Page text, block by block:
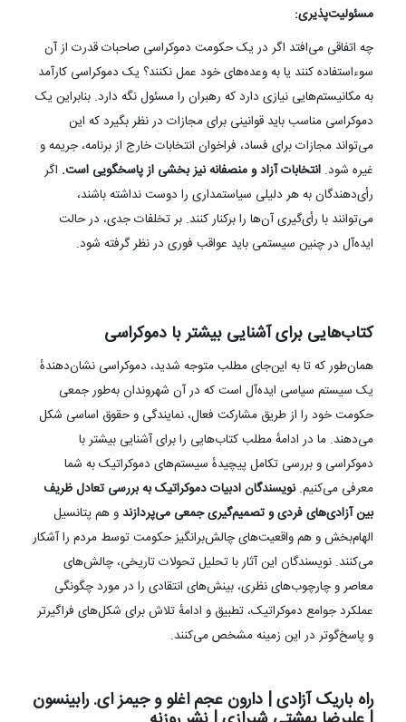
مسئولیت‌پذیری:
چه اتفاقی می‌افتد اگر در یک حکومت دموکراسی صاحبات قدرت از آن
سوءاستفاده کنند یا به وعده‌های خود عمل نکنند؟ یک دموکراسی کارآمد
به مکانیستم‌هایی نیازی دارد که رهبران را مسئول نگه دارد. بنابراین یک
دموکراسی مناسب باید قوانینی برای مجازات در نظر بگیرد که این
می‌تواند مجازات برای فساد، فراخوان انتخابات خارج از برنامه، جریمه و
غیره شود. انتخابات آزاد و منصفانه نیز بخشی از پاسخگویی است. اگر
رأی‌دهندگان به هر دلیلی سیاستمداری را دوست نداشته باشند،
می‌توانند با رأی‌گیری آن‌ها را برکنار کنند. بر تخلفات جدی، در حالت
ایده‌آل در چنین سیستمی باید عواقب فوری در نظر گرفته شود.
کتاب‌هایی برای آشنایی بیشتر با دموکراسی
همان‌طور که تا به این‌جای مطلب متوجه شدید، دموکراسی نشان‌دهندهٔ
یک سیستم سیاسی ایده‌آل است که در آن شهروندان به‌طور جمعی
حکومت خود را از طریق مشارکت فعال، نمایندگی و حقوق اساسی شکل
می‌دهند. ما در ادامهٔ مطلب کتاب‌هایی را برای آشنایی بیشتر با
دموکراسی و بررسی تکامل پیچیدهٔ سیستم‌های دموکراتیک به شما
معرفی می‌کنیم.نویسندگان ادبیات دموکراتیک به بررسی تعادل ظریف
بین آزادی‌های فردی و تصمیم‌گیری جمعی می‌پردازندو هم پتانسیل
الهام‌بخش و هم واقعیت‌های چالش‌برانگیز حکومت توسط مردم را آشکار
می‌کنند. نویسندگان این آثار با تحلیل تحولات تاریخی، چالش‌های
معاصر و چارچوب‌های نظری، بینش‌های انتقادی را در مورد چگونگی
عملکرد جوامع دموکراتیک، تطبیق و ادامهٔ تلاش برای شکل‌های فراگیرتر
و پاسخ‌گوتر در این زمینه مشخص می‌کنند.
راه باریک آزادی | دارون عجم اغلو و جیمز ای. رابینسون